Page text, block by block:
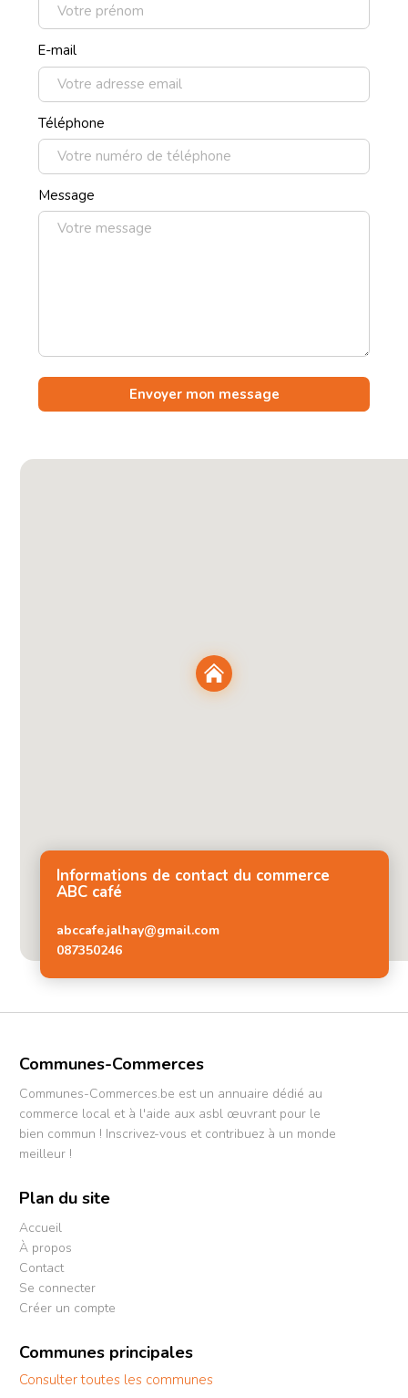
E-mail
Téléphone
Message
Informations de contact du commerce
ABC café
abccafe.jalhay@gmail.com
087350246
Communes-Commerces
Communes-Commerces.be est un annuaire dédié au
commerce local et à l'aide aux asbl œuvrant pour le
bien commun ! Inscrivez-vous et contribuez à un monde
meilleur !
Plan du site
Accueil
À propos
Contact
Se connecter
Créer un compte
Communes principales
Consulter toutes les communes